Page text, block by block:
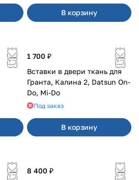
В корзину
1 700 ₽
Вставки в двери ткань для
Гранта, Калина 2, Datsun On-
Do, Mi-Do
Под заказ
В корзину
8 400 ₽